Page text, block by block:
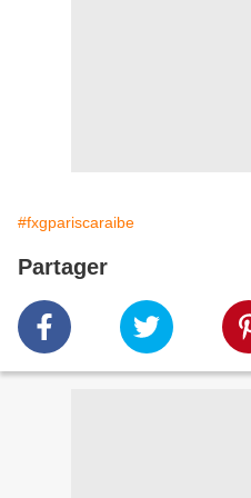
#fxgpariscaraibe
Partager